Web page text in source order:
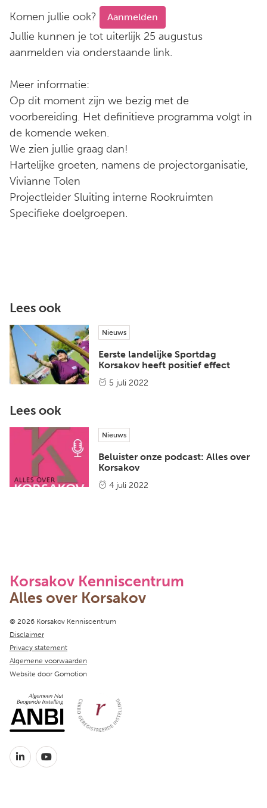
Komen jullie ook? Aanmelden
Jullie kunnen je tot uiterlijk 25 augustus
aanmelden via onderstaande link.
Meer informatie:
Op dit moment zijn we bezig met de
voorbereiding. Het definitieve programma volgt in
de komende weken.
We zien jullie graag dan!
Hartelijke groeten, namens de projectorganisatie,
Vivianne Tolen
Projectleider Sluiting interne Rookruimten
Specifieke doelgroepen.
Lees ook
Nieuws
Eerste landelijke Sportdag
Korsakov heeft positief effect
5 juli 2022
Lees ook
Nieuws
Beluister onze podcast: Alles over
Korsakov
4 juli 2022
Korsakov Kenniscentrum
Alles over Korsakov
Copyright navigation
© 2026 Korsakov Kenniscentrum
Disclaimer
Privacy statement
Algemene voorwaarden
Website door Gomotion